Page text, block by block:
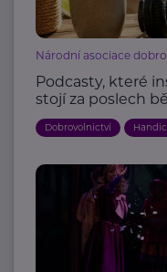
Národní asociace
Podcasty, které
stojí za poslech
Dobrovolnictví